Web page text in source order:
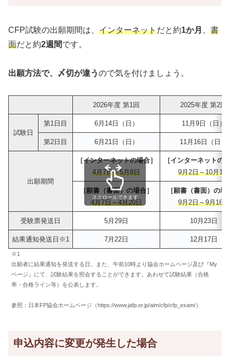
CFP試験の出願期間は、 インターネットだと約1か月
書
面だと約2週間です。
出願方法で、〆切が違うので気を付けましょう。
2026年度 第1回 2025年度 第2回
試験日
第1日目 6月14日（日） 11月9日（日）
第2日目 6月21日（日） 11月16日（日）
出願期間
［インターネットの場合］
4月7日～5月8日
［インターネットの
9月2日～10月1日
［願書（書面）の場合］
4月7日～4月20日
［願書（書面）の場
9月2日～9月16日
受験票発送日 5月29日 10月23日
結果通知発送日※1 7月22日 12月17日
スクロールできます
※1
出願者に結果通知を発送する日。また、午前10時より協会ホームページ及び『My
ページ』にて、試験結果を照会することができます。あわせて試験結果（合格
率・合格ライン等）を公表します。
参照：日本FP協会ホームページ（https://www.jafp.or.jp/aim/cfp/cfp_exam/）
申込内容に変更が発生した場合